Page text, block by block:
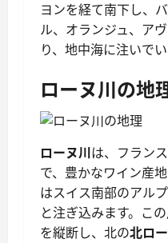
ヨンを経て南下し、
ル、オランジュ、ア
り、地中海に注いでい
ローヌ川の地
ローヌ川は、フラン
で、豊かなワイン産
はスイス南部のアル
と注ぎ込みます。こ
を縦断し、北の北ロ